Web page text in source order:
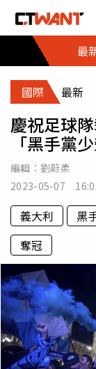
最
國際 最新
慶祝足球
「黑手黨
編輯： 劉蔚柔
2023-05-07
義大利 黑
奪冠